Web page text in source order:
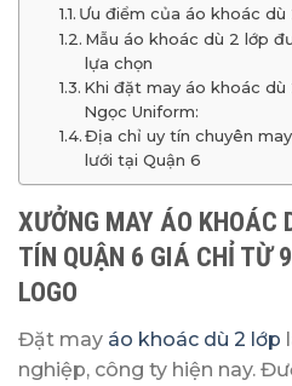
Ưu điểm của áo khoác dù
Mẫu áo khoác dù 2 lớp
lựa chọn
Khi đặt may áo khoác
Ngọc Uniform:
Địa chỉ uy tín chuyên
lưới tại Quận 6
XƯỞNG MAY ÁO KHOÁC
TÍN QUẬN 6 GIÁ CHỈ TỪ
LOGO
Đặt may áo khoác dù 2 lớp
nghiệp, công ty hiện nay.